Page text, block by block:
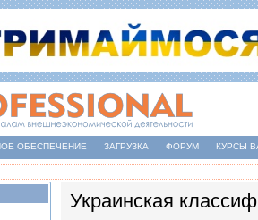
ОБЕСПЕЧЕНИЕ ЗАГРУЗКА ФОРУМ
КУРСЫ
Украинская